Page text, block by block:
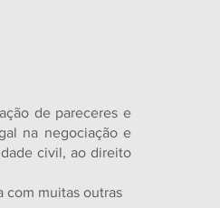
de pareceres e
na negociação e
civil, ao direito
com muitas outras